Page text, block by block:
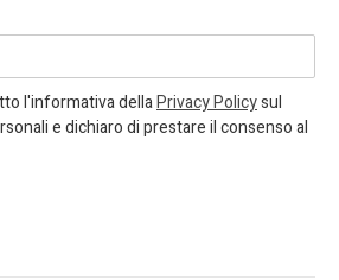
l'informativa dellaPrivacy Policysul
e dichiaro di prestare il consenso al